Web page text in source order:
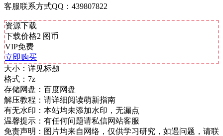
客服联系方式QQ：439807822
资源下载
下载价格2 图币
VIP免费
立即购买
大小： 详见标题
格式： 7z
存储网盘： 百度网盘
解压教程： 请详细阅读萌新指南
有无水印： 本站均未添加水印，无漏点
温馨提示： 有任何问题请私信网站客服
免责声明：图片均来自网络，仅供学习研究，如遇问题，请联